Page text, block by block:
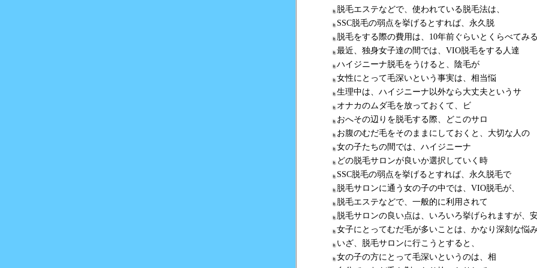
脱毛エステなどで、使われている脱毛法は、
SSC脱毛の弱点を挙げるとすれば、永久脱
脱毛をする際の費用は、10年前ぐらいとくらべてみる
最近、独身女子達の間では、VIO脱毛をする人達
ハイジニーナ脱毛をうけると、陰毛が
女性にとって毛深いという事実は、相当悩
生理中は、ハイジニーナ以外なら大丈夫というサ
オナカのムダ毛を放っておくて、ビ
おへその辺りを脱毛する際、どこのサロ
お腹のむだ毛をそのままにしておくと、大切な人の
女の子たちの間では、ハイジニーナ
どの脱毛サロンが良いか選択していく時
SSC脱毛の弱点を挙げるとすれば、永久脱毛で
脱毛サロンに通う女の子の中では、VIO脱毛が、
脱毛エステなどで、一般的に利用されて
脱毛サロンの良い点は、いろいろ挙げられますが、
女子にとってむだ毛が多いことは、かなり深刻な悩
いざ、脱毛サロンに行こうとすると、
女の子の方にとって毛深いというのは、相